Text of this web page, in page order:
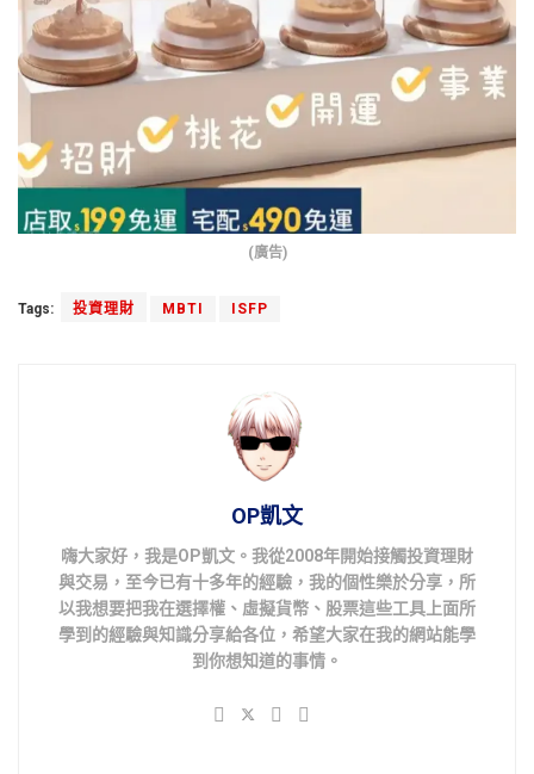
(廣告)
Tags: 投資理財 MBTI ISFP
OP凱文
嗨大家好，我是OP凱文。我從2008年開始接觸投資理財
與交易，至今已有十多年的經驗，我的個性樂於分享，所
以我想要把我在選擇權、虛擬貨幣、股票這些工具上面所
學到的經驗與知識分享給各位，希望大家在我的網站能學
到你想知道的事情。